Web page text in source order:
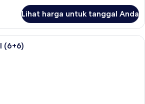
Lihat harga untuk tanggal Anda
Seprai premium, selimut bulu angsa,
(6+6)